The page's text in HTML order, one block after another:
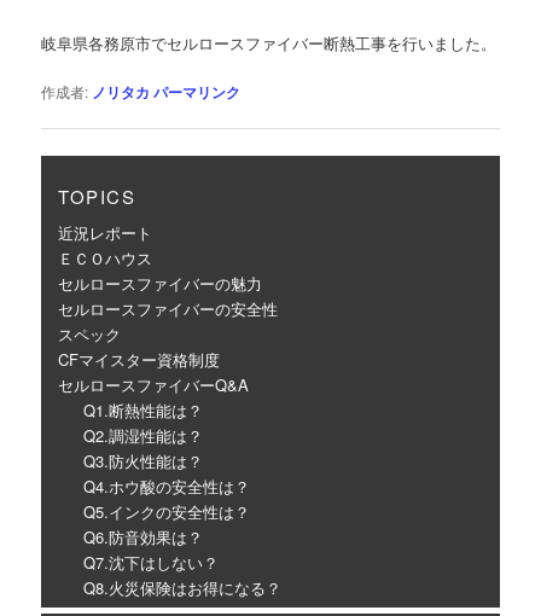
ゲ
シ
岐阜県各務原市でセルロースファイバー断熱工事を行いました。
作成者: ノリタカ パーマリンク
TOPICS
近況レポート
ＥＣＯハウス
セルロースファイバーの魅力
セルロースファイバーの安全性
スペック
CFマイスター資格制度
セルロースファイバーQ&A
Q1.断熱性能は？
Q2.調湿性能は？
Q3.防火性能は？
Q4.ホウ酸の安全性は？
Q5.インクの安全性は？
Q6.防音効果は？
Q7.沈下はしない？
Q8.火災保険はお得になる？